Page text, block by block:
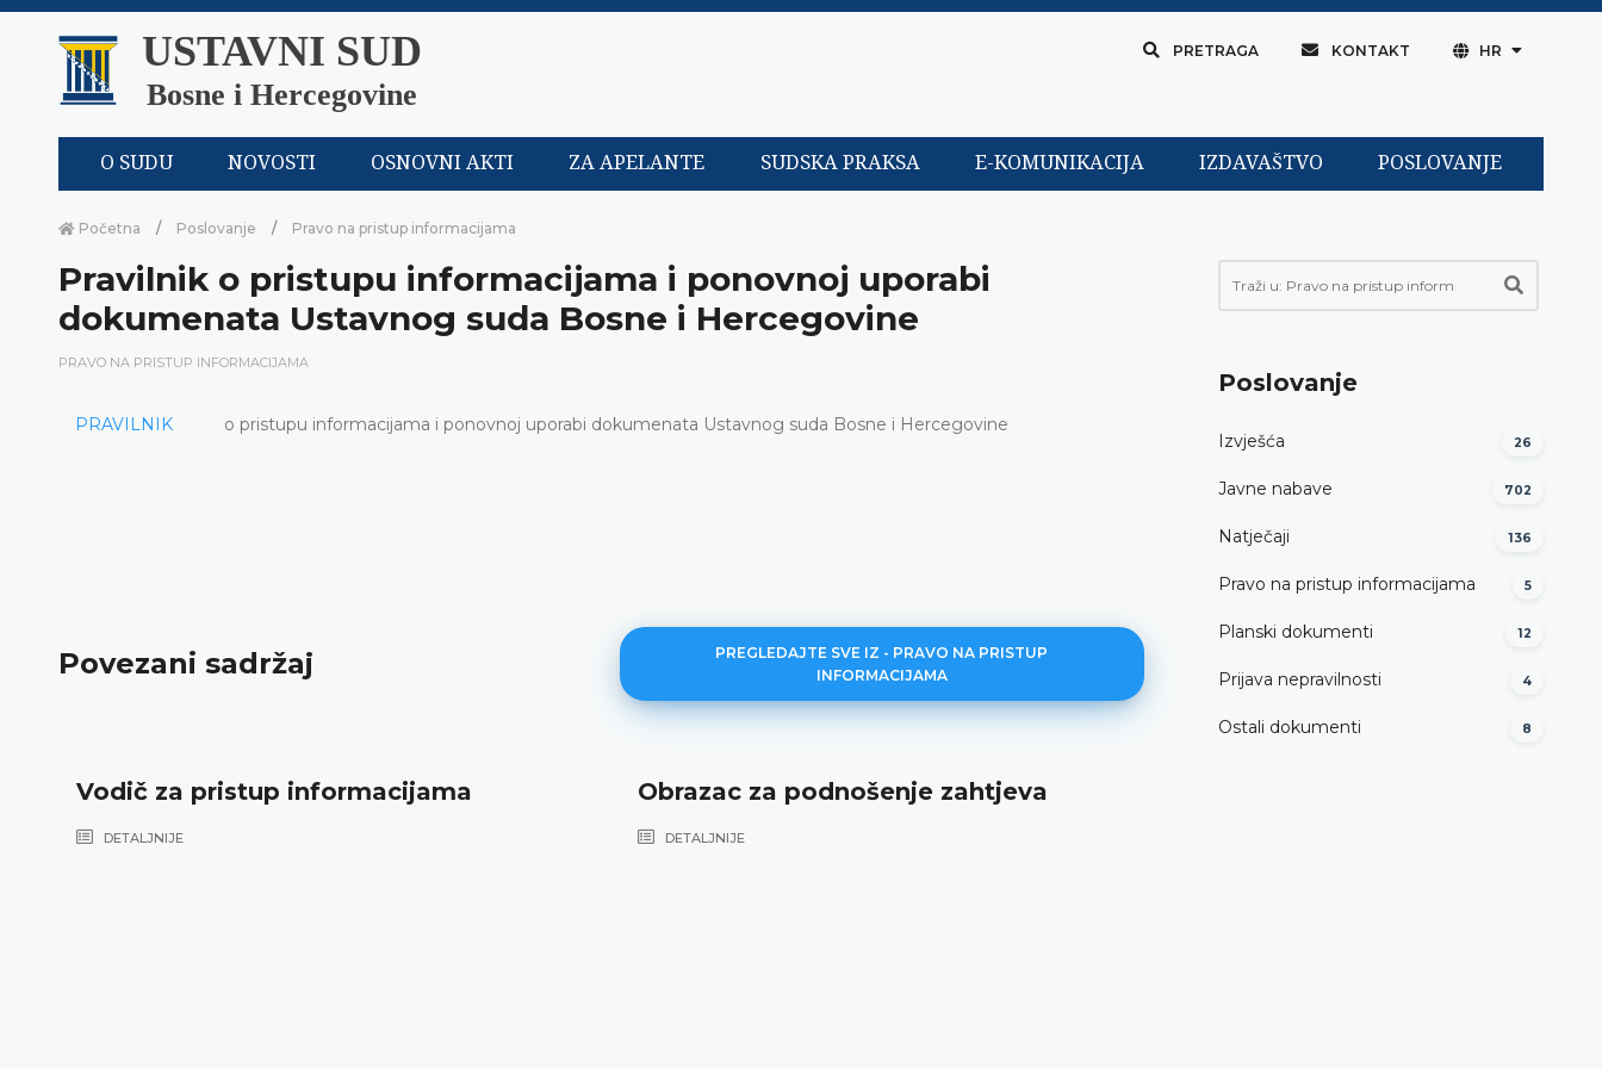
USTAVNI SUD
Bosne i Hercegovine
PRETRAGA KONTAKT HR
O SUDU NOVOSTI OSNOVNI AKTI ZA APELANTE SUDSKA PRAKSA E-KOMUNIKACIJA IZDAVAŠTVO POSLOVANJE
Početna Poslovanje Pravo na pristup informacijama
Pravilnik o pristupu informacijama i ponovnoj uporabi
dokumenata Ustavnog suda Bosne i Hercegovine
PRAVO NA PRISTUP INFORMACIJAMA
PRAVILNIK o pristupu informacijama i ponovnoj uporabi dokumenata Ustavnog suda Bosne i Hercegovine
Povezani sadržaj
PREGLEDAJTE SVE IZ - PRAVO NA PRISTUP
INFORMACIJAMA
Vodič za pristup informacijama
DETALJNIJE
Obrazac za podnošenje zahtjeva
DETALJNIJE
Poslovanje
Izvješća 26
Javne nabave 702
Natječaji 136
Pravo na pristup informacijama 5
Planski dokumenti 12
Prijava nepravilnosti 4
Ostali dokumenti 8